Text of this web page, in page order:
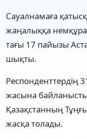
Сауалнамаға
жаңалыққа
тағы 17 пайызы
шықты.
Респонденттердің
жасына
Қазақстанның
жасқа толады.